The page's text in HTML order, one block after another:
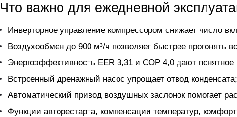
Что важно для ежедневной
Инверторное управление компрессором снижает число
Воздухообмен до 900 м³/ч позволяет быстрее прогонять
Энергоэффективность EER 3,31 и COP 4,0 дают
Встроенный дренажный насос упрощает отвод
Автоматический привод воздушных заслонок помогает
Функции авторестарта, компенсации температур,